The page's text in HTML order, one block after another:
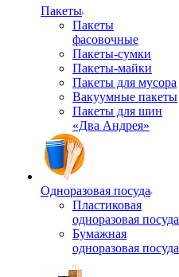
Пакеты
Пакеты
фасовочные
Пакеты-сумки
Пакеты-майки
Пакеты для мусора
Вакуумные пакеты
Пакеты для шин
«Два Андрея»
Одноразовая посуда
Пластиковая
одноразовая посуда
Бумажная
одноразовая посуда